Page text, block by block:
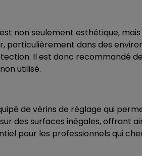
est non seulement esthétique,
dans des
Il est donc recommandé
utilisé.
de vérins de réglage qui
des surfaces inégales, offrant
pour les professionnels qui